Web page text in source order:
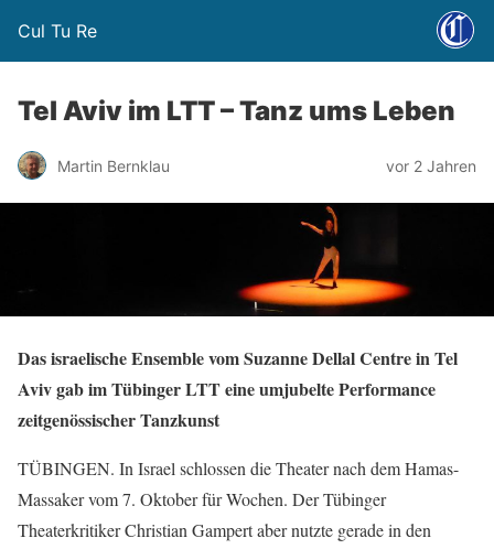
Cul Tu Re
Tel Aviv im LTT – Tanz ums Leben
Martin Bernklau vor 2 Jahren
Das israelische Ensemble vom Suzanne Dellal Centre in Tel
Aviv gab im Tübinger LTT eine umjubelte Performance
zeitgenössischer Tanzkunst
TÜBINGEN. In Israel schlossen die Theater nach dem Hamas-
Massaker vom 7. Oktober für Wochen. Der Tübinger
Theaterkritiker Christian Gampert aber nutzte gerade in den